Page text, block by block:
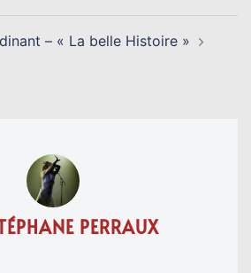
– « La belle Histoire »
PERRAUX